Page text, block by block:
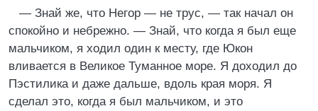
— Знай же, что Негор — не трус, — так начал он
спокойно и небрежно. — Знай, что когда я был еще
мальчиком, я ходил один к месту, где Юкон
вливается в Великое Туманное море. Я доходил до
Пэстилика и даже дальше, вдоль края моря. Я
сделал это, когда я был мальчиком, и это